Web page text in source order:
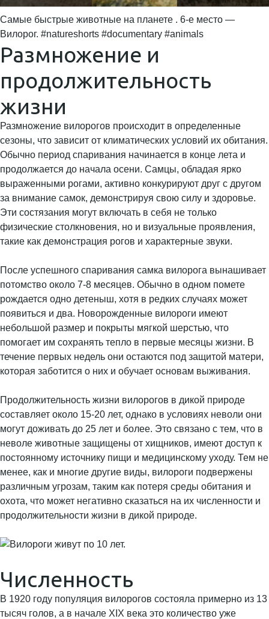
Самые быстрые животные на планете . 6-е место —
Вилорог. #natureshorts #documentary #animals
Размножение и
продолжительность
жизни
Размножение вилорогов происходит в определенные
сезоны, что зависит от климатических условий их обитания.
Обычно период спаривания начинается в конце лета и
продолжается до начала осени. Самцы, обладая ярко
выраженными рогами, активно конкурируют друг с другом
за внимание самок, демонстрируя свою силу и здоровье.
Эти состязания могут включать в себя не только
физические столкновения, но и визуальные проявления,
такие как демонстрация рогов и характерные звуки.
После успешного спаривания самка вилорога вынашивает
потомство около 7-8 месяцев. Обычно в одном помете
рождается одно детеныш, хотя в редких случаях может
появиться и два. Новорожденные вилороги имеют
небольшой размер и покрыты мягкой шерстью, что
помогает им сохранять тепло в первые месяцы жизни. В
течение первых недель они остаются под защитой матери,
которая заботится о них и обучает основам выживания.
Продолжительность жизни вилорогов в дикой природе
составляет около 15-20 лет, однако в условиях неволи они
могут доживать до 25 лет и более. Это связано с тем, что в
неволе животные защищены от хищников, имеют доступ к
постоянному источнику пищи и медицинскому уходу. Тем не
менее, как и многие другие виды, вилороги подвержены
различным угрозам, таким как потеря среды обитания и
охота, что может негативно сказаться на их численности и
продолжительности жизни в дикой природе.
Численность
В 1920 году популяция вилорогов состояла примерно из 13
тысяч голов, а в начале XIX века это количество уже